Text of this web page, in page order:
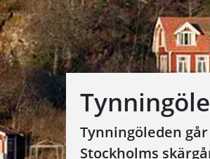
Tynningöleden
Stockholms